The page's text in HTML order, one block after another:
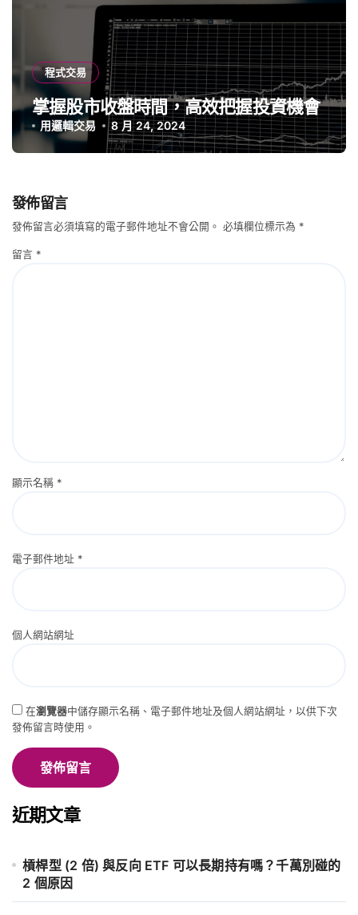
程式交易
掌握股市收盤時間，高效把握投資機會
用邏輯交易 8 月 24, 2024
發佈留言
發佈留言必須填寫的電子郵件地址不會公開。 必填欄位標示為 *
留言 *
顯示名稱 *
電子郵件地址 *
個人網站網址
在瀏覽器中儲存顯示名稱、電子郵件地址及個人網站網址，以供下次
發佈留言時使用。
近期文章
槓桿型 (2 倍) 與反向 ETF 可以長期持有嗎？千萬別碰的
2 個原因